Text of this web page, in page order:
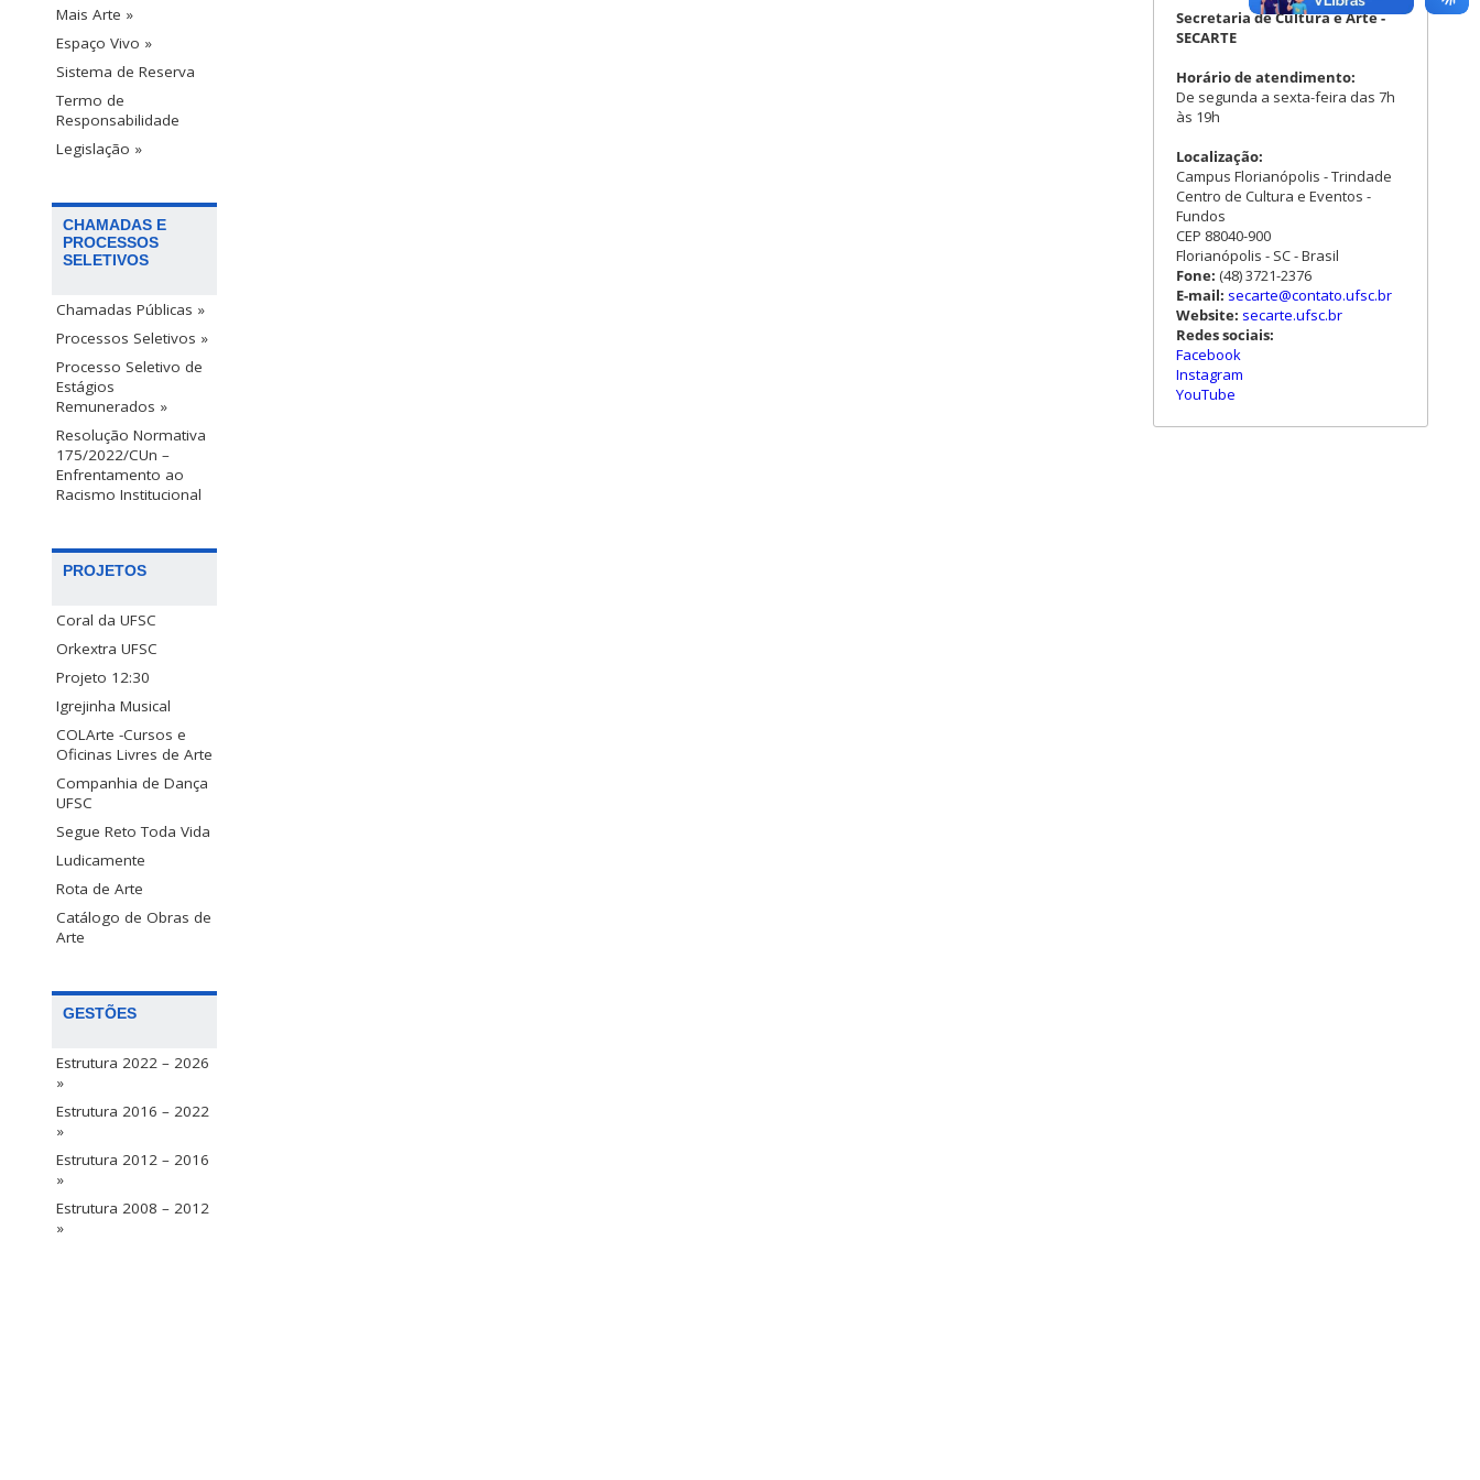
Mais Arte »
Espaço Vivo »
Sistema de Reserva
Termo de
Responsabilidade
Legislação »
CHAMADAS E
PROCESSOS
SELETIVOS
Chamadas Públicas »
Processos Seletivos »
Processo Seletivo de
Estágios
Remunerados »
Resolução Normativa
175/2022/CUn –
Enfrentamento ao
Racismo Institucional
PROJETOS
Coral da UFSC
Orkextra UFSC
Projeto 12:30
Igrejinha Musical
COLArte -Cursos e
Oficinas Livres de Arte
Companhia de Dança
UFSC
Segue Reto Toda Vida
Ludicamente
Rota de Arte
Catálogo de Obras de
Arte
GESTÕES
Estrutura 2022 – 2026
»
Estrutura 2016 – 2022
»
Estrutura 2012 – 2016
»
Estrutura 2008 – 2012
»
Secretaria de Cultura e Arte -
SECARTE
Horário de atendimento:
De segunda a sexta-feira das 7h
às 19h
Localização:
Campus Florianópolis - Trindade
Centro de Cultura e Eventos -
Fundos
CEP 88040-900
Florianópolis - SC - Brasil
Fone: (48) 3721-2376
E-mail: secarte@contato.ufsc.br
Website: secarte.ufsc.br
Redes sociais:
Facebook
Instagram
YouTube